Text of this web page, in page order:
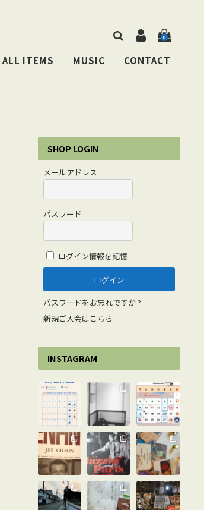
0
ALL ITEMS MUSIC CONTACT
SHOP LOGIN
メールアドレス
パスワード
ログイン情報を記憶
パスワードをお忘れですか ?
新規ご入会はこちら
INSTAGRAM